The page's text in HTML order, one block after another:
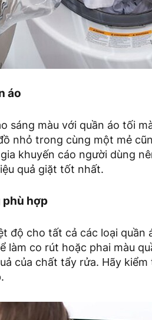
áo
sáng màu với quần áo tối
nhỏ trong cùng một mẻ
khuyến cáo người dùng
quả giặt tốt nhất.
phù hợp
độ cho tất cả các loại quần
làm co rút hoặc phai màu
của chất tẩy rửa. Hãy